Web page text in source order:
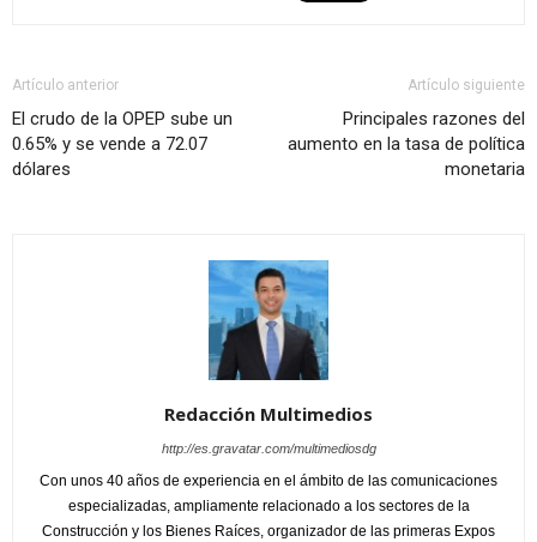
Artículo anterior
El crudo de la OPEP sube un
0.65% y se vende a 72.07
dólares
Artículo siguiente
Principales razones del
aumento en la tasa de política
monetaria
Redacción Multimedios
http://es.gravatar.com/multimediosdg
Con unos 40 años de experiencia en el ámbito de las comunicaciones
especializadas, ampliamente relacionado a los sectores de la
Construcción y los Bienes Raíces, organizador de las primeras Expos